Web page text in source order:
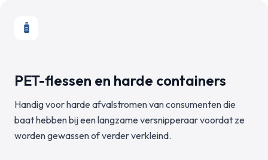
PET-flessen en harde containers
Handig voor harde afvalstromen van consumenten die
baat hebben bij een langzame versnipperaar voordat ze
worden gewassen of verder verkleind.